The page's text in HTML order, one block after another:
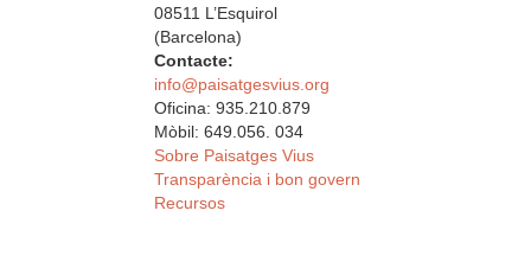
08511 L’Esquirol
(Barcelona)
Contacte:
info@paisatgesvius.org
Oficina: 935.210.879
Mòbil: 649.056. 034
Sobre Paisatges Vius
Transparència i bon govern
Recursos